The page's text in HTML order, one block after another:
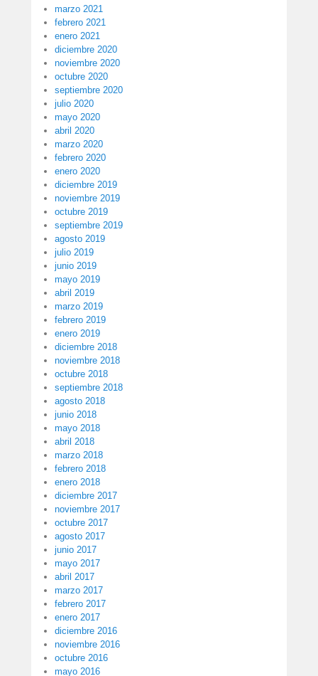
marzo 2021
febrero 2021
enero 2021
diciembre 2020
noviembre 2020
octubre 2020
septiembre 2020
julio 2020
mayo 2020
abril 2020
marzo 2020
febrero 2020
enero 2020
diciembre 2019
noviembre 2019
octubre 2019
septiembre 2019
agosto 2019
julio 2019
junio 2019
mayo 2019
abril 2019
marzo 2019
febrero 2019
enero 2019
diciembre 2018
noviembre 2018
octubre 2018
septiembre 2018
agosto 2018
junio 2018
mayo 2018
abril 2018
marzo 2018
febrero 2018
enero 2018
diciembre 2017
noviembre 2017
octubre 2017
agosto 2017
junio 2017
mayo 2017
abril 2017
marzo 2017
febrero 2017
enero 2017
diciembre 2016
noviembre 2016
octubre 2016
mayo 2016